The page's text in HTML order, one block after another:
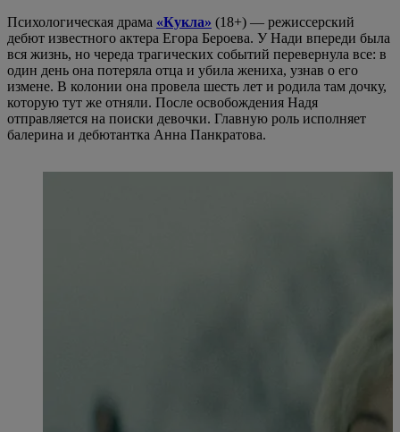
Психологическая драма «Кукла» (18+) — режиссерский
дебют известного актера Егора Бероева. У Нади впереди была
вся жизнь, но череда трагических событий перевернула все: в
один день она потеряла отца и убила жениха, узнав о его
измене. В колонии она провела шесть лет и родила там дочку,
которую тут же отняли. После освобождения Надя
отправляется на поиски девочки. Главную роль исполняет
балерина и дебютантка Анна Панкратова.